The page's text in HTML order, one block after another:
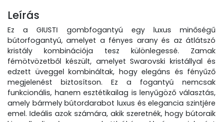
Leírás
Ez a GIUSTI gombfogantyú egy luxus minőségű
bútorfogantyú, amelyet a fényes arany és az átlátszó
kristály kombinációja tesz különlegessé. Zamak
fémötvözetből készült, amelyet Swarovski kristállyal és
edzett üveggel kombináltak, hogy elegáns és fényűző
megjelenést biztosítson. Ez a fogantyú nemcsak
funkcionális, hanem esztétikailag is lenyűgöző választás,
amely bármely bútordarabot luxus és elegancia szintjére
emel. Ideális azok számára, akik szeretnék, hogy bútoraik